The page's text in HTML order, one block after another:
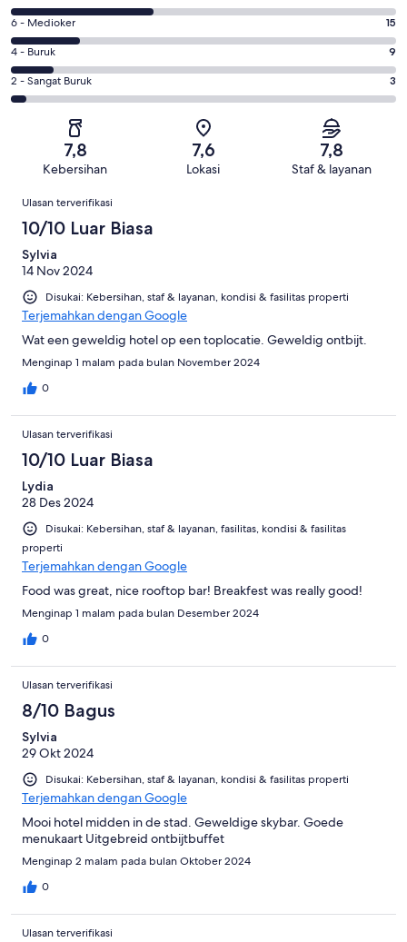
-
Sangat
Bagus.
25
dari
82
8
-
Bagus.
30
dari
Penilaian
6
-
Medioker.
15
6 - Medioker 15
Penilaian
4
-
4 - Buruk 9
Penilaian
2
dari
ulasan
2 - Sangat Buruk 3
7,8
Kebersihan
7,6
Lokasi
7,8
Staf & layanan
Ulasan
Ulasan terverifikasi
10/10 Luar Biasa
Sylvia
14 Nov 2024
Disukai: Kebersihan, staf & layanan, kondisi & fasilitas properti
Terjemahkan dengan Google
Wat een geweldig hotel op een toplocatie. Geweldig ontbijt.
Menginap 1 malam pada bulan November 2024
0
Ulasan terverifikasi
10/10 Luar Biasa
Lydia
28 Des 2024
Disukai: Kebersihan, staf & layanan, fasilitas, kondisi & fasilitas
properti
Terjemahkan dengan Google
Food was great, nice rooftop bar! Breakfest was really good!
Menginap 1 malam pada bulan Desember 2024
0
Ulasan terverifikasi
8/10 Bagus
Sylvia
29 Okt 2024
Disukai: Kebersihan, staf & layanan, kondisi & fasilitas properti
Terjemahkan dengan Google
Mooi hotel midden in de stad. Geweldige skybar. Goede
menukaart Uitgebreid ontbijtbuffet
Menginap 2 malam pada bulan Oktober 2024
0
Ulasan terverifikasi